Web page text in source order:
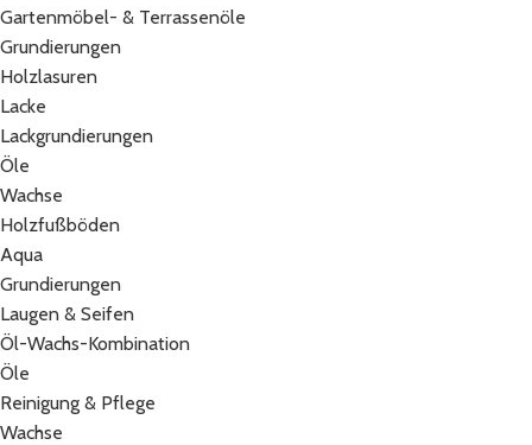
Gartenmöbel- & Terrassenöle
Grundierungen
Holzlasuren
Lacke
Lackgrundierungen
Öle
Wachse
Holzfußböden
Aqua
Grundierungen
Laugen & Seifen
Öl-Wachs-Kombination
Öle
Reinigung & Pflege
Wachse